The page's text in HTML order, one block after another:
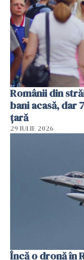
Românii din
bani acasă, dar
țară
29 IULIE 2026
Încă o dronă în